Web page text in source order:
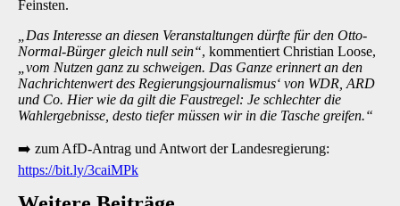
Feinsten.
„Das Interesse an diesen Veranstaltungen dürfte für den Otto-
Normal-Bürger gleich null sein“, kommentiert Christian Loose,
„vom Nutzen ganz zu schweigen. Das Ganze erinnert an den
Nachrichtenwert des Regierungsjournalismus‘ von WDR, ARD
und Co. Hier wie da gilt die Faustregel: Je schlechter die
Wahlergebnisse, desto tiefer müssen wir in die Tasche greifen.“
➡️ zum AfD-Antrag und Antwort der Landesregierung:
https://bit.ly/3caiMPk